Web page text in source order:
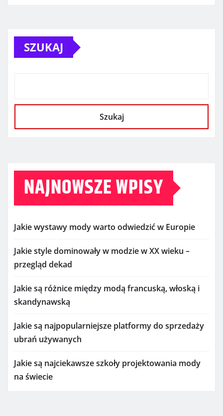
SZUKAJ
Szukaj
NAJNOWSZE WPISY
Jakie wystawy mody warto odwiedzić w Europie
Jakie style dominowały w modzie w XX wieku –
przegląd dekad
Jakie są różnice między modą francuską, włoską i
skandynawską
Jakie są najpopularniejsze platformy do sprzedaży
ubrań używanych
Jakie są najciekawsze szkoły projektowania mody
na świecie